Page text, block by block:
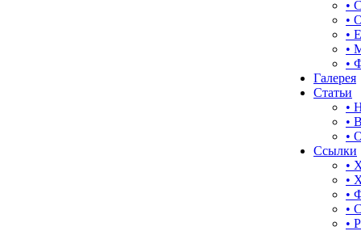
•
•
•
•
•
Галерея
Статьи
•
•
•
Ссылки
•
•
•
•
•